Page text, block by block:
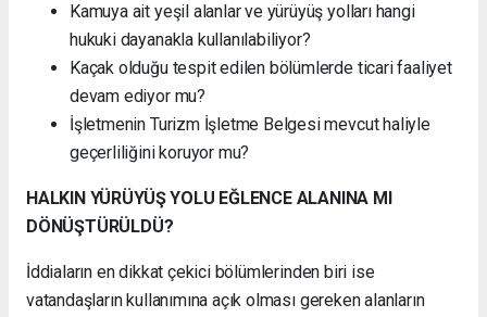
Kamuya ait yeşil alanlar ve yürüyüş yolları hangi
hukuki dayanakla kullanılabiliyor?
Kaçak olduğu tespit edilen bölümlerde ticari faaliyet
devam ediyor mu?
İşletmenin Turizm İşletme Belgesi mevcut haliyle
geçerliliğini koruyor mu?
HALKIN YÜRÜYÜŞ YOLU EĞLENCE ALANINA MI
DÖNÜŞTÜRÜLDÜ?
İddiaların en dikkat çekici bölümlerinden biri ise
vatandaşların kullanımına açık olması gereken alanların